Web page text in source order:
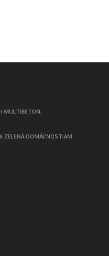
DOMÁCNOSTIAM